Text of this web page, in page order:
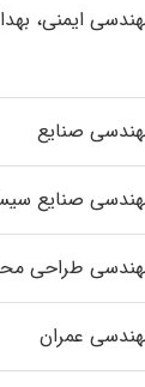
ایمنی،
صنایع
صنایع
طراحی
عمران